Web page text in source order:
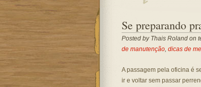
Se preparando
Posted by Thais Rolandon
de manutenção, dicas de
A passagem pela oficina é
ir e voltar sem passar